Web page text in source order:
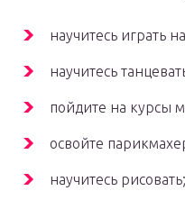
научитесь играть
научитесь
пойдите на курсы
освойте
научитесь рисовать;